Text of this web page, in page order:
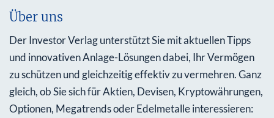
Über uns
Der Investor Verlag unterstützt Sie mit aktuellen Tipps
und innovativen Anlage-Lösungen dabei, Ihr Vermögen
zu schützen und gleichzeitig effektiv zu vermehren. Ganz
gleich, ob Sie sich für Aktien, Devisen, Kryptowährungen,
Optionen, Megatrends oder Edelmetalle interessieren: